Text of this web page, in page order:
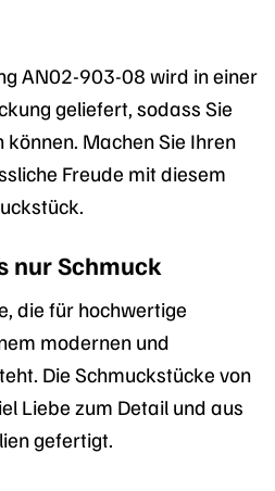
AN02-903-08 wird in einer
geliefert, sodass Sie
Machen Sie Ihren
Freude mit diesem
nur Schmuck
die für hochwertige
modernen und
Die Schmuckstücke von
Liebe zum Detail und aus
gefertigt.